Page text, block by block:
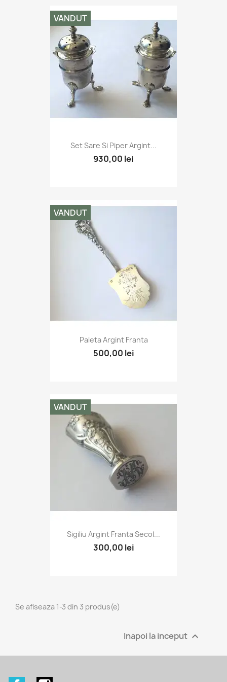
Set Sare Si Piper Argint...
930,00 lei
VANDUT
Paleta Argint Franta
500,00 lei
VANDUT
Sigiliu Argint Franta Secol...
300,00 lei
VANDUT
Se afiseaza 1-3 din 3 produs(e)
Inapoi la inceput 